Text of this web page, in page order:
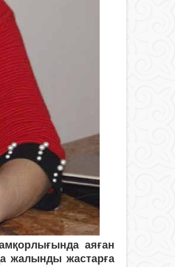
аяған
жалынды жастарға